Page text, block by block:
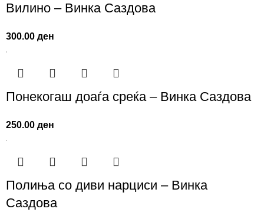
Вилино – Винка Саздова
300.00ден
Понекогаш доаѓа среќа – Винка Саздова
250.00ден
Полиња со диви нарциси – Винка
Саздова